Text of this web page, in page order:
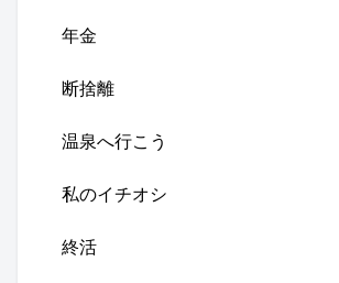
年金
断捨離
温泉へ行こう
私のイチオシ
終活